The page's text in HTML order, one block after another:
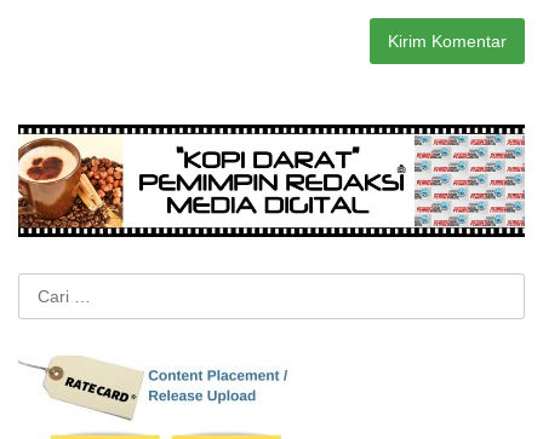
Cari
untuk: